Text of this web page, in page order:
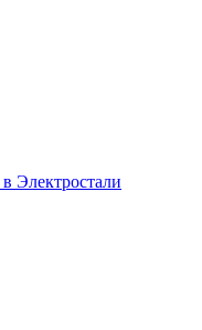
Электростали